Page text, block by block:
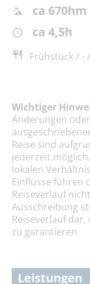
ca 670hm
ca 4,5h
Frühstück / -
Wichtiger
Änderungen
Reise sind
jederzeit
lokalen
Einflüsse führen
Reiseverlauf
Ausschreibung
Reiseverlauf
zu garantieren.
Leistungen